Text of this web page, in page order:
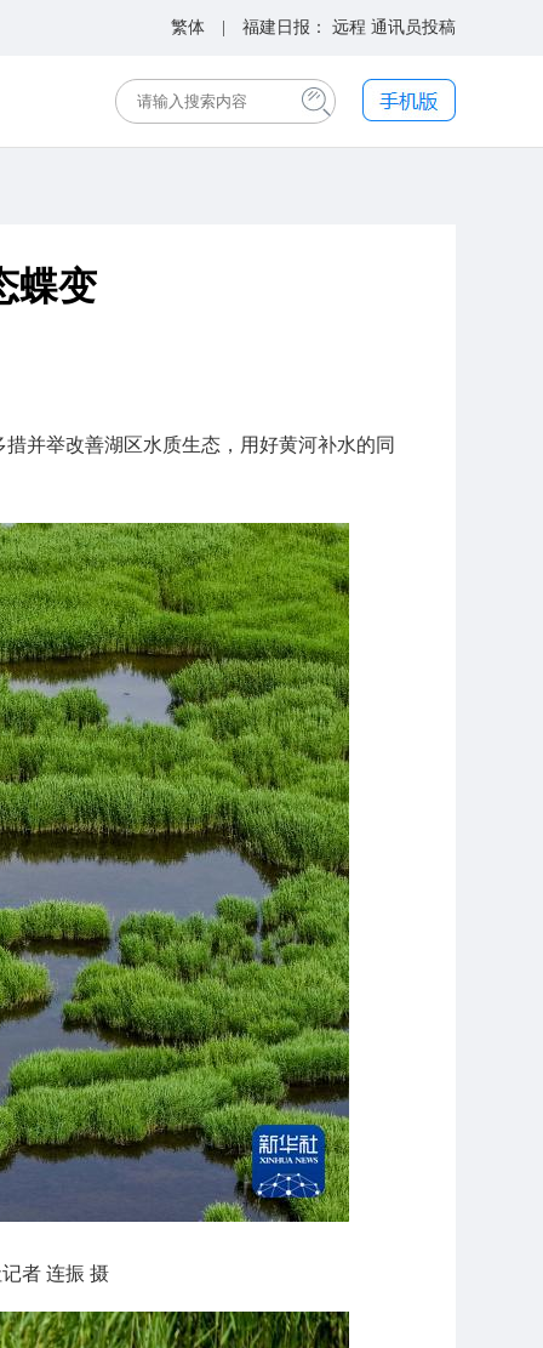
繁体 | 福建日报： 远程 通讯员投稿
蝶变
并举改善湖区水质生态，用好黄河补水的同
者 连振 摄